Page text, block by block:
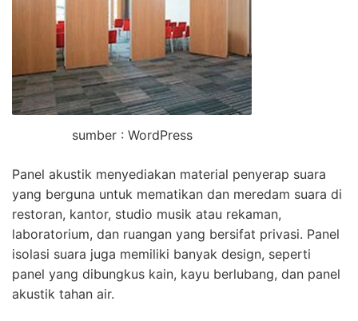
sumber : WordPress
Panel akustik menyediakan material penyerap suara
yang berguna untuk mematikan dan meredam suara di
restoran, kantor, studio musik atau rekaman,
laboratorium, dan ruangan yang bersifat privasi. Panel
isolasi suara juga memiliki banyak design, seperti
panel yang dibungkus kain, kayu berlubang, dan panel
akustik tahan air.